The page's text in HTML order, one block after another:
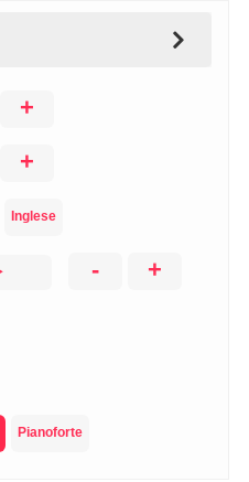
+
+
Inglese
- +
Pianoforte